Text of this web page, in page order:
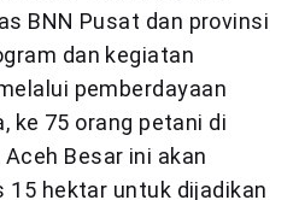
BNN Pusat dan provinsi
dan kegiatan
pemberdayaan
ke 75 orang petani di
Besar ini akan
15 hektar untuk dijadikan